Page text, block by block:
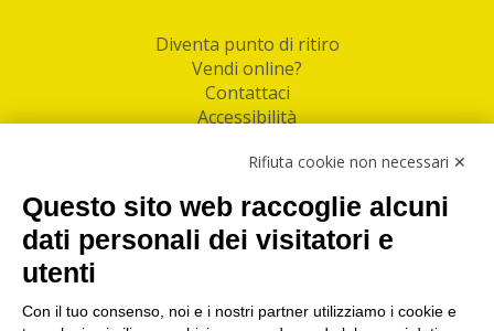
Diventa punto di ritiro
Vendi online?
Contattaci
Accessibilità
Facebook
Linkedin
I nostri punti di ritiro e spedizione pacchi nelle
maggiori città italiane
Rifiuta cookie non necessari ✕
Questo sito web raccoglie alcuni
dati personali dei visitatori e
utenti
Con il tuo consenso, noi e i nostri partner utilizziamo i cookie e